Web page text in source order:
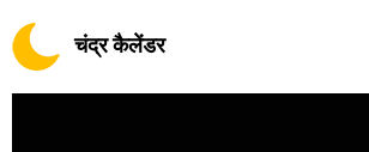
चंद्र कैलेंडर